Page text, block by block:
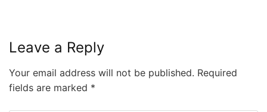
Leave a Reply
Your email address will not be published. Required
fields are marked *